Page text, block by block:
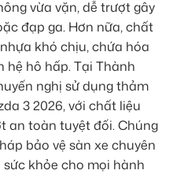
vừa vặn, dễ trượt gây
đạp ga. Hơn nữa, chất
khó chịu, chứa hóa
hệ hô hấp. Tại Thành
nghị sử dụng thảm
3 2026, với chất liệu
an toàn tuyệt đối. Chúng
bảo vệ sàn xe chuyên
khỏe cho mọi hành